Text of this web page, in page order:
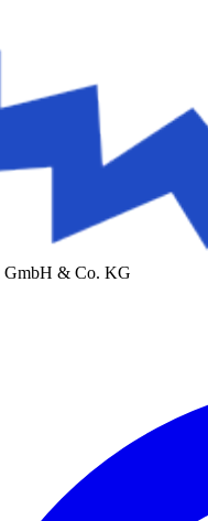
GmbH & Co. KG